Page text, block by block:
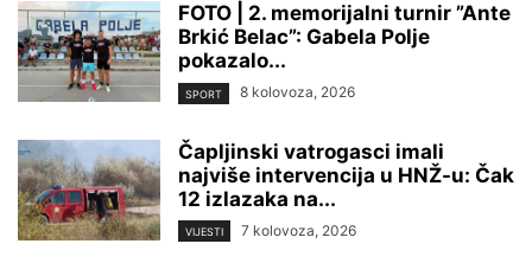
FOTO | 2. memorijalni turnir ”Ante
Brkić Belac”: Gabela Polje
pokazalo...
SPORT 8 kolovoza, 2026
Čapljinski vatrogasci imali
najviše intervencija u HNŽ-u: Čak
12 izlazaka na...
VIJESTI 7 kolovoza, 2026